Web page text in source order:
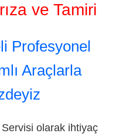
ve Tamiri
Profesyonel
Araçlarla
olarak ihtiyaç